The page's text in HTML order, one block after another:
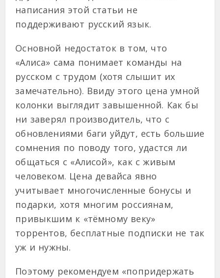
написания этой статьи не
поддерживают русский язык.
Основной недостаток в том, что
«Алиса» сама понимает команды на
русском с трудом (хотя слышит их
замечательно). Ввиду этого цена умной
колонки выглядит завышенной. Как бы
ни заверял производитель, что с
обновлениями баги уйдут, есть большие
сомнения по поводу того, удастся ли
общаться с «Алисой», как с живым
человеком. Цена девайса явно
учитывает многочисленные бонусы и
подарки, хотя многим россиянам,
привыкшим к «тёмному веку»
торрентов, бесплатные подписки не так
уж и нужны.
Поэтому рекомендуем «попридержать